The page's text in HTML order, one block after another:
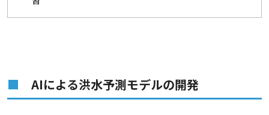
AIによる洪水予測モデルの開発